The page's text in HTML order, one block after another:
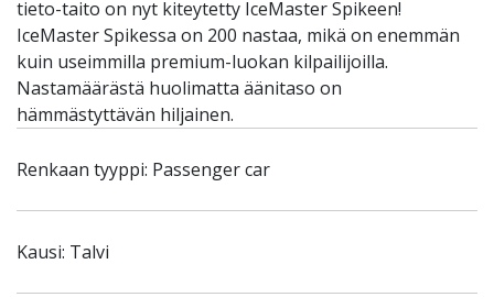
tieto-taito on nyt kiteytetty IceMaster Spikeen!
IceMaster Spikessa on 200 nastaa, mikä on enemmän
kuin useimmilla premium-luokan kilpailijoilla.
Nastamäärästä huolimatta äänitaso on
hämmästyttävän hiljainen.
Renkaan tyyppi: Passenger car
Kausi: Talvi